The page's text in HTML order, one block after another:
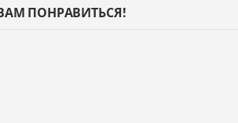
ПОНРАВИТЬСЯ!